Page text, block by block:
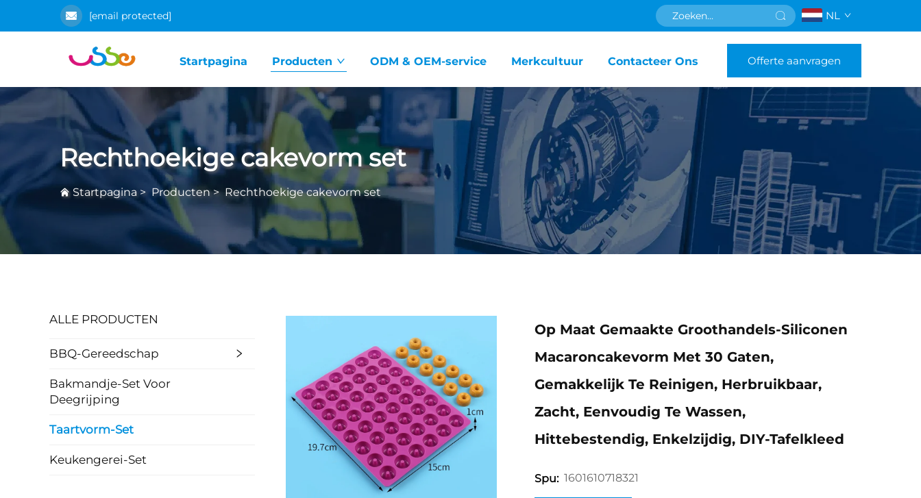
[email protected] NL
Startpagina Producten ODM & OEM-service Merkcultuur Contacteer Ons Offerte aanvragen
Rechthoekige cakevorm set
Startpagina > Producten> Rechthoekige cakevorm set
ALLE PRODUCTEN
BBQ-Gereedschap
Bakmandje-Set Voor
Deegrijping
Taartvorm-Set
Keukengerei-Set
Op Maat Gemaakte Groothandels-Siliconen
Macaroncakevorm Met 30 Gaten,
Gemakkelijk Te Reinigen, Herbruikbaar,
Zacht, Eenvoudig Te Wassen,
Hittebestendig, Enkelzijdig, DIY-Tafelkleed
Spu: 1601610718321